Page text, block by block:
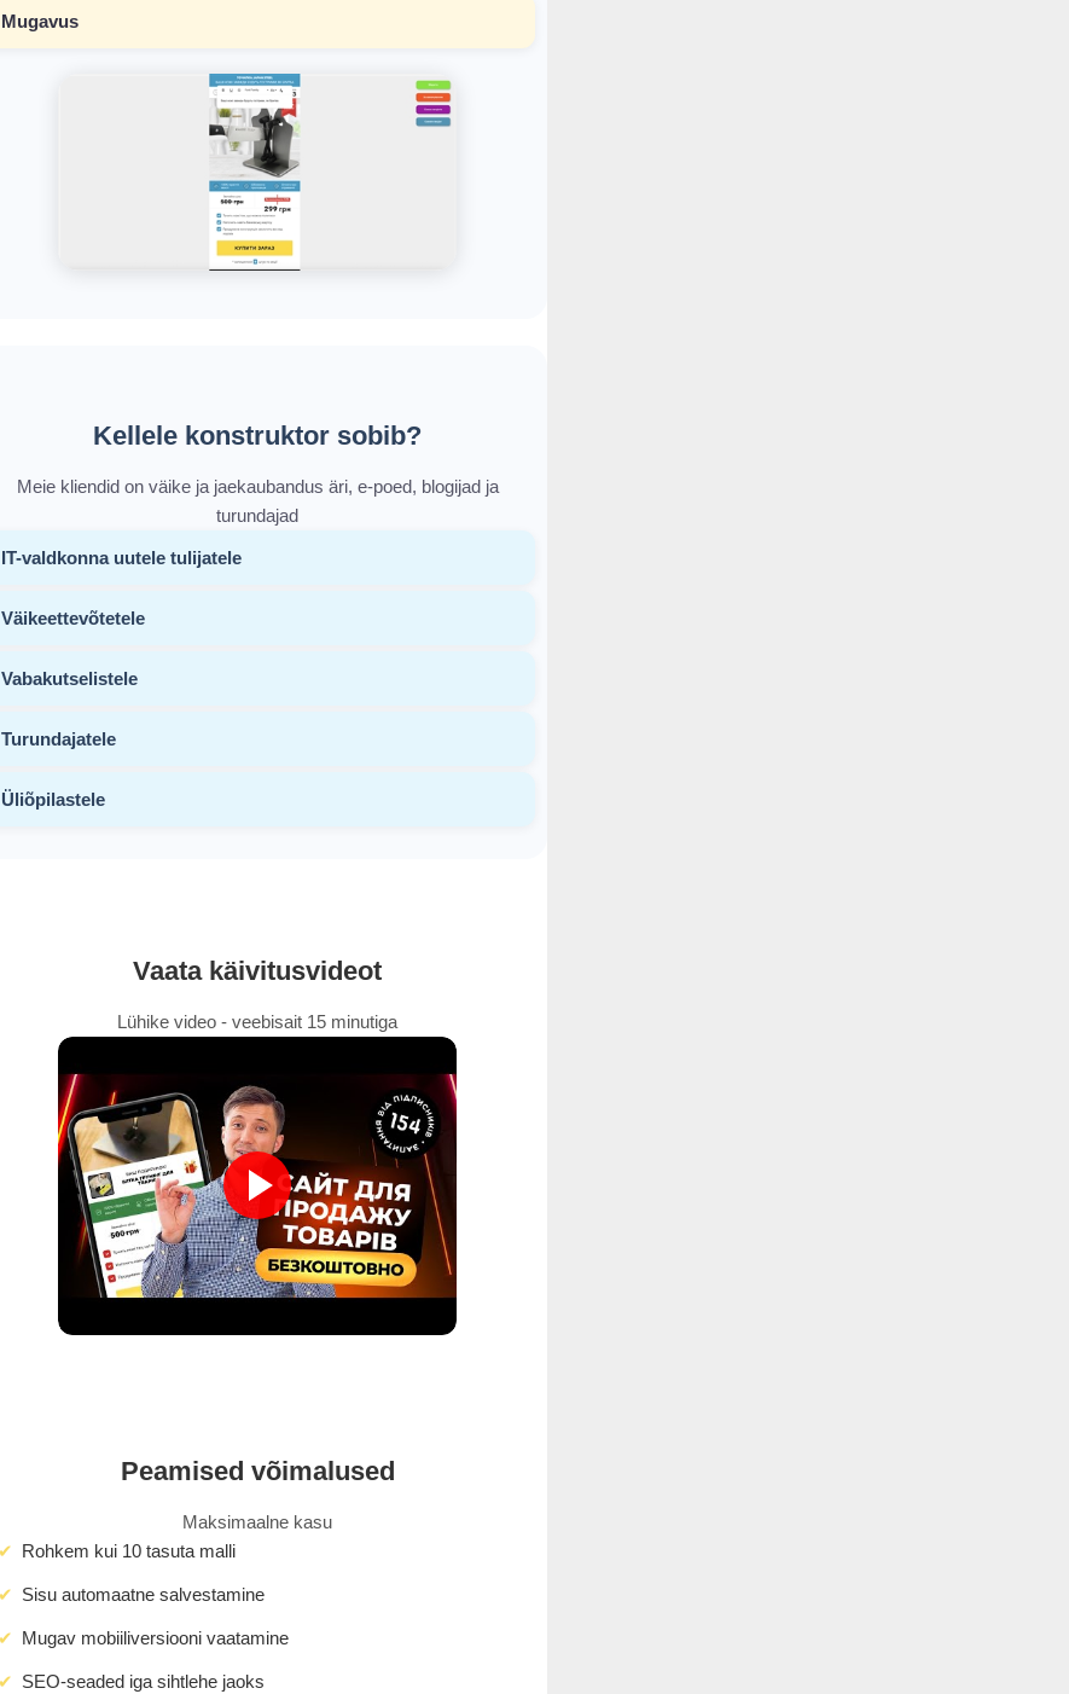
Mugavus
Kellele konstruktor sobib?
Meie kliendid on väike ja jaekaubandus äri, e-poed, blogijad ja
turundajad
IT-valdkonna uutele tulijatele
Väikeettevõtetele
Vabakutselistele
Turundajatele
Üliõpilastele
Vaata käivitusvideot
Lühike video - veebisait 15 minutiga
Peamised võimalused
Maksimaalne kasu
Rohkem kui 10 tasuta malli
Sisu automaatne salvestamine
Mugav mobiiliversiooni vaatamine
SEO-seaded iga sihtlehe jaoks